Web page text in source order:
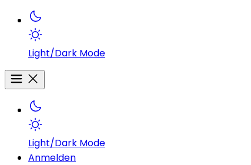
Light/Dark Mode
Light/Dark Mode
Anmelden